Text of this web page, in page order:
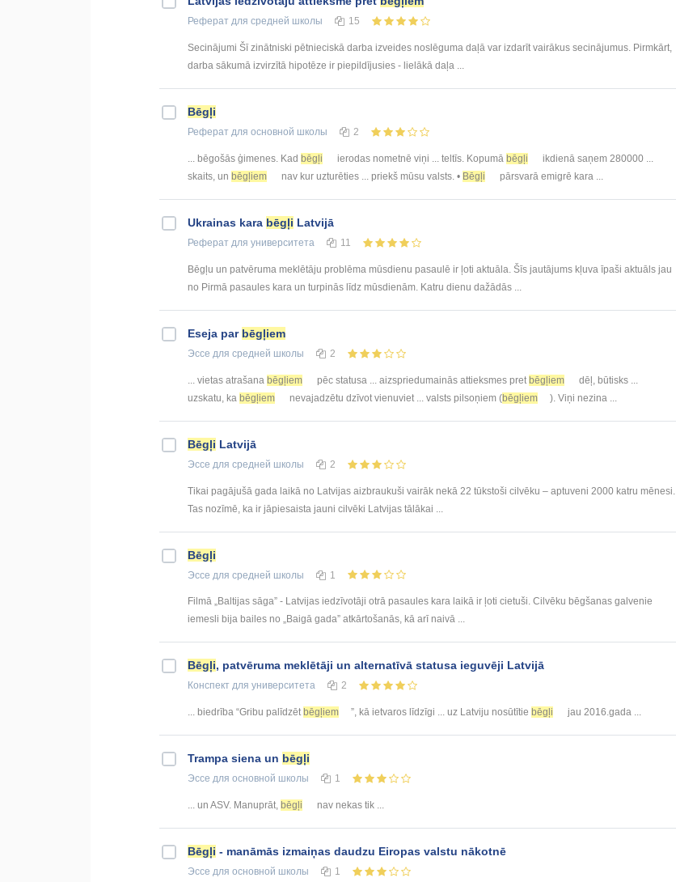
Реферат для средней школы 15
Secinājumi Šī zinātniski pētnieciskā darba izveides noslēguma daļā var izdarīt vairākus secinājumus. Pirmkārt,
darba sākumā izvirzītā hipotēze ir piepildījusies - lielākā daļa ...
Bēgļi
Реферат для основной школы 2
... bēgošās ģimenes. Kad bēgļi ierodas nometnē viņi ... teltīs. Kopumā bēgļi
ikdienā saņem 280000 ...
skaits, un bēgļiem nav kur uzturēties ... priekš mūsu valsts. • Bēgļi pārsvarā emigrē kara ...
Ukrainas kara bēgļi Latvijā
Реферат для университета 11
Bēgļu un patvēruma meklētāju problēma mūsdienu pasaulē ir ļoti aktuāla. Šīs jautājums kļuva īpaši aktuāls jau
no Pirmā pasaules kara un turpinās līdz mūsdienām. Katru dienu dažādās ...
Eseja par bēgļiem
Эссе для средней школы 2
... vietas atrašana bēgļiem pēc statusa ... aizspriedumainās attieksmes pret bēgļiem
dēļ, būtisks ...
uzskatu, ka bēgļiem nevajadzētu dzīvot vienuviet ... valsts pilsoņiem (bēgļiem ). Viņi nezina ...
Bēgļi Latvijā
Эссе для средней школы 2
Tikai pagājušā gada laikā no Latvijas aizbraukuši vairāk nekā 22 tūkstoši cilvēku – aptuveni 2000 katru mēnesi.
Tas nozīmē, ka ir jāpiesaista jauni cilvēki Latvijas tālākai ...
Bēgļi
Эссе для средней школы 1
Filmā „Baltijas sāga” - Latvijas iedzīvotāji otrā pasaules kara laikā ir ļoti cietuši. Cilvēku bēgšanas galvenie
iemesli bija bailes no „Baigā gada” atkārtošanās, kā arī naivā ...
Bēgļi, patvēruma meklētāji un alternatīvā statusa ieguvēji Latvijā
Конспект для университета 2
... biedrība “Gribu palīdzēt bēgļiem ”, kā ietvaros līdzīgi ... uz Latviju nosūtītie bēgļi jau 2016.gada ...
Trampa siena un bēgļi
Эссе для основной школы 1
... un ASV. Manuprāt, bēgļi nav nekas tik ...
Bēgļi - manāmās izmaiņas daudzu Eiropas valstu nākotnē
Эссе для основной школы 1